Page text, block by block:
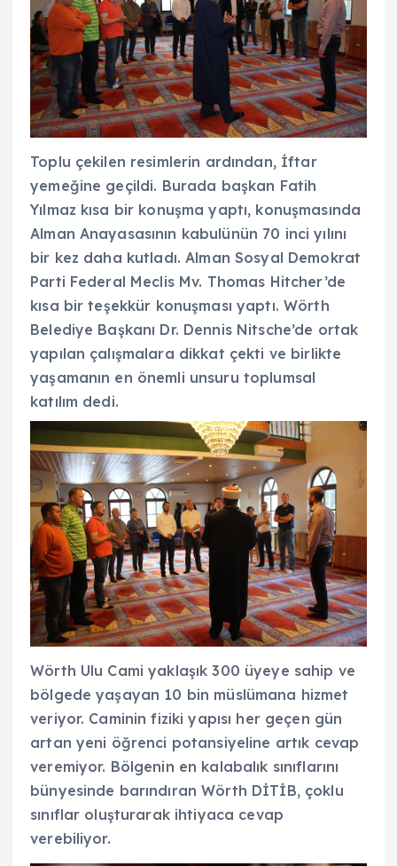
Toplu çekilen resimlerin ardından, İftar
yemeğine geçildi. Burada başkan Fatih
Yılmaz kısa bir konuşma yaptı, konuşmasında
Alman Anayasasının kabulünün 70 inci yılını
bir kez daha kutladı. Alman Sosyal Demokrat
Parti Federal Meclis Mv. Thomas Hitcher’de
kısa bir teşekkür konuşması yaptı. Wörth
Belediye Başkanı Dr. Dennis Nitsche’de ortak
yapılan çalışmalara dikkat çekti ve birlikte
yaşamanın en önemli unsuru toplumsal
katılım dedi.
Wörth Ulu Cami yaklaşık 300 üyeye sahip ve
bölgede yaşayan 10 bin müslümana hizmet
veriyor. Caminin fiziki yapısı her geçen gün
artan yeni öğrenci potansiyeline artık cevap
veremiyor. Bölgenin en kalabalık sınıflarını
bünyesinde barındıran Wörth DİTİB, çoklu
sınıflar oluşturarak ihtiyaca cevap
verebiliyor.